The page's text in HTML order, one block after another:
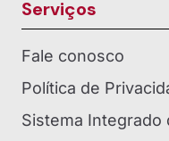
Serviços
Fale conosco
Política de
Sistema Integrado